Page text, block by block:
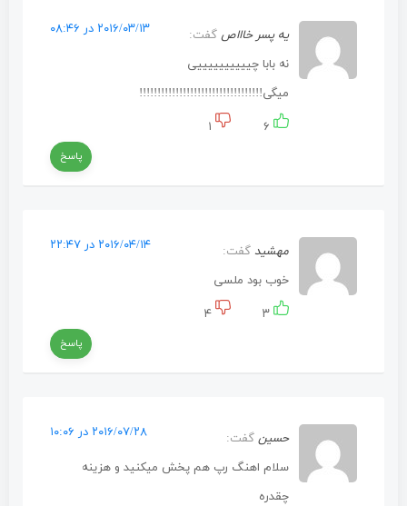
یه پسر خاااص گفت: ۲۰۱۶/۰۳/۱۳ در ۰۸:۴۶
نه بابا چییییییییییی
میگی!!!!!!!!!!!!!!!!!!!!!!!!!!!!!!!!!!
۶ ۱
پاسخ
مهشید گفت: ۲۰۱۶/۰۴/۱۴ در ۲۲:۴۷
خوب بود ملسی
۳ ۴
پاسخ
حسین گفت: ۲۰۱۶/۰۷/۲۸ در ۱۰:۰۶
سلام اهنگ رپ هم پخش میکنید و هزینه
چقدره